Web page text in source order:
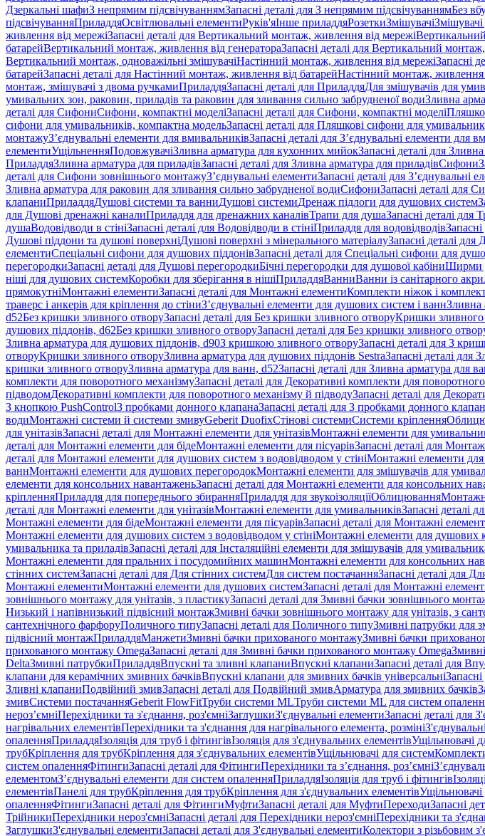
Дзеркальні шафиЗ непрямим підсвічуваннямЗапасні деталі для З непрямим підсвічуваннямБез
підсвічуванняПриладдяОсвітлювальні елементиРуків'яІнше приладдяРозеткиЗмішувачі
живлення від мережіЗапасні деталі для Вертикальний монтаж, живлення від мережі
батарейВертикальний монтаж, живлення від генератораЗапасні деталі для Вертикальний
Вертикальний монтаж, одноважільні змішувачіНастінний монтаж, живлення від мережіЗапасні
батарейЗапасні деталі для Настінний монтаж, живлення від батарейНастінний монтаж, живлення
монтаж, змішувачі з двома ручкамиПриладдяЗапасні деталі для ПриладдяДля змішувачів для
умивальних зон, раковин, приладів та раковин для зливання сильно забрудненої водиЗливна
деталі для СифониСифони, компактні моделіЗапасні деталі для Сифони, компактні моделі
сифони для умивальників, компактна модельЗапасні деталі для Пляшкові сифони для
монтажуЗ’єднувальні елементи для вмивальниківЗапасні деталі для З’єднувальні елементи для
елементиУщільненняПодовжувачіЗливна арматура для кухонних мийокЗапасні деталі для
ПриладдяЗливна арматура для приладівЗапасні деталі для Зливна арматура для приладівСифони
деталі для Сифони зовнішнього монтажуЗ’єднувальні елементиЗапасні деталі для З’єднувальні
Зливна арматура для раковин для зливання сильно забрудненої водиСифониЗапасні деталі для
клапаниПриладдяДушові системи та ванниДушові системиДренаж підлоги для душових систем
для Душові дренажні каналиПриладдя для дренажних каналівТрапи для душаЗапасні деталі для
душаВодовідводи в стініЗапасні деталі для Водовідводи в стініПриладдя для водовідводів
Душові піддони та душові поверхніДушові поверхні з мінерального матеріалуЗапасні деталі для
елементиСпеціальні сифони для душових піддонівЗапасні деталі для Спеціальні сифони для
перегородкиЗапасні деталі для Душові перегородкиБічні перегородки для душової кабіниШирми
ніші для душових системКоробки для зберігання в нішіПриладдяВанниВанни із санітарного
прямокутніМонтажні елементиЗапасні деталі для Монтажні елементиКомплекти ніжок і
траверс і анкерів для кріплення до стіниЗ’єднувальні елементи для душових систем і ваннЗливна
d52Без кришки зливного отворуЗапасні деталі для Без кришки зливного отворуКришки зливного
душових піддонів, d62Без кришки зливного отворуЗапасні деталі для Без кришки зливного
Зливна арматура для душових піддонів, d90З кришкою зливного отворуЗапасні деталі для З
отворуКришки зливного отворуЗливна арматура для душових піддонів SestraЗапасні деталі для
кришки зливного отворуЗливна арматура для ванн, d52Запасні деталі для Зливна арматура для
комплекти для поворотного механізмуЗапасні деталі для Декоративні комплекти для
підводомДекоративні комплекти для поворотного механізму й підводуЗапасні деталі для
З кнопкою PushControlЗ пробками донного клапанаЗапасні деталі для З пробками донного
водиМонтажні системи й системи змивуGeberit DuofixСтінові системиСистеми кріплення
для унітазівЗапасні деталі для Монтажні елементи для унітазівМонтажні елементи для
деталі для Монтажні елементи для бідеМонтажні елементи для пісуарівЗапасні деталі для
деталі для Монтажні елементи для душових систем з водовідводом у стініМонтажні елементи
ваннМонтажні елементи для душових перегородокМонтажні елементи для змішувачів для
елементи для консольних навантаженьЗапасні деталі для Монтажні елементи для консольних
кріпленняПриладдя для попереднього збиранняПриладдя для звукоізоляціїОблицювання
деталі для Монтажні елементи для унітазівМонтажні елементи для умивальниківЗапасні деталі
Монтажні елементи для бідеМонтажні елементи для пісуарівЗапасні деталі для Монтажні
Монтажні елементи для душових систем з водовідводом у стініМонтажні елементи для душових
умивальника та приладівЗапасні деталі для Інсталяційні елементи для змішувачів для
Монтажні елементи для пральних і посудомийних машинМонтажні елементи для консольних
стінних системЗапасні деталі для Для стінних системДля систем постачанняЗапасні деталі для
Монтажні елементиМонтажні елементи для душових системЗапасні деталі для Монтажні
зовнішнього монтажу для унітазів, з пластикуЗапасні деталі для Змивні бачки зовнішнього
Низький і напівнизький підвісний монтажЗмивні бачки зовнішнього монтажу для унітазів, з
сантехнічного фарфоруПоличного типуЗапасні деталі для Поличного типуЗмивні патрубки для
підвісний монтажПриладдяМанжетиЗмивні бачки прихованого монтажуЗмивні бачки
прихованого монтажу OmegaЗапасні деталі для Змивні бачки прихованого монтажу Omega
DeltaЗмивні патрубкиПриладдяВпускні та зливні клапаниВпускні клапаниЗапасні деталі для
клапани для керамічних змивних бачківВпускні клапани для змивних бачків універсальні
Зливні клапаниПодвійний змивЗапасні деталі для Подвійний змивАрматура для змивних бачкiв
змивСистеми постачанняGeberit FlowFitТруби системи MLТруби системи ML для систем
нероз’ємніПерехідники та з'єднання, роз'ємніЗаглушкиЗ'єднувальні елементиЗапасні деталі для
нагрівальних елементівПерехідники та з'єднання для нагрівального елемента, розміні
опаленняПриладдяІзоляція для труб і фітингівІзоляція для з'єднувальних елементівУщільнювачі
трубКріплення для трубКріплення для з'єднувальних елементівУщільнювачі для систем
систем опаленняФітингиЗапасні деталі для ФітингиПерехідники та з’єднання, роз’ємні
елементомЗ’єднувальні елементи для систем опаленняПриладдяІзоляція для труб і фітингів
елементівПанелі для трубКріплення для трубКріплення для з'єднувальних елементівУщільнювачі
опаленняФітингиЗапасні деталі для ФітингиМуфтиЗапасні деталі для МуфтиПереходиЗапасні
ТрійникиПерехідники нероз'ємніЗапасні деталі для Перехідники нероз'ємніПерехідники та
ЗаглушкиЗ'єднувальні елементиЗапасні деталі для З'єднувальні елементиКолектори з різьбовим